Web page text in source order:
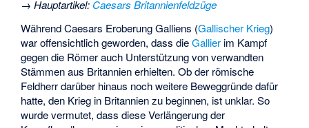
→Hauptartikel: Caesars Britannienfeldzüge
Während Caesars Eroberung Galliens (Gallischer Krieg)
war offensichtlich geworden, dass dieGallier im Kampf
gegen die Römer auch Unterstützung von verwandten
Stämmen aus Britannien erhielten. Ob der römische
Feldherr darüber hinaus noch weitere Beweggründe dafür
hatte, den Krieg in Britannien zu beginnen, ist unklar. So
wurde vermutet, dass diese Verlängerung der